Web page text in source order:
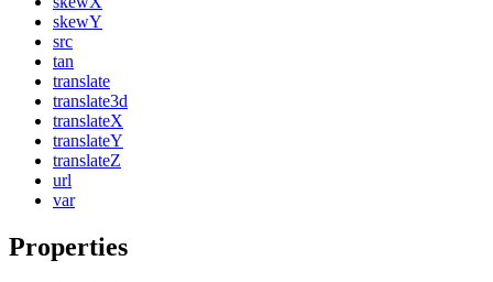
skewY
src
tan
translate
translate3d
translateX
translateY
translateZ
url
var
Properties